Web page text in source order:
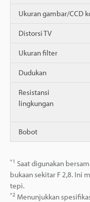
Ukuran gambar/CCD
Distorsi TV
Ukuran filter
Dudukan
Resistansi
lingkungan
Bobot
*1 Saat digunakan
bukaan sekitar F 2,8. Ini
tepi.
*2 Menunjukkan